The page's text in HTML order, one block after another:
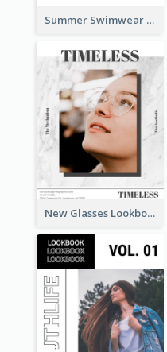
Summer Swimwear Lookbook
New Glasses Lookbook